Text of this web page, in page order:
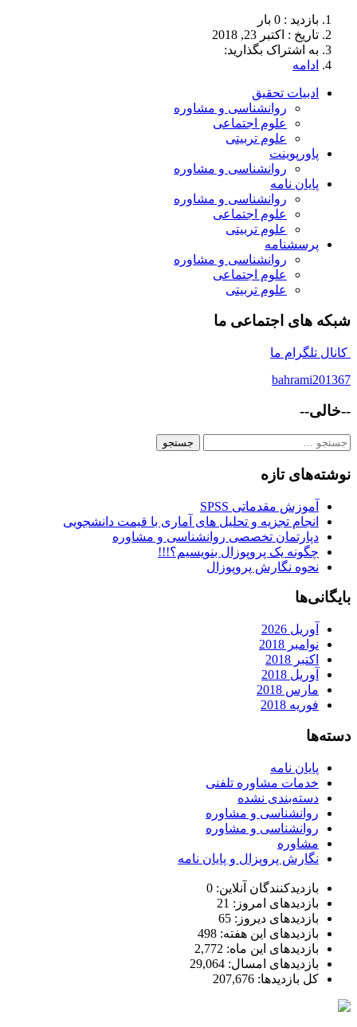
بازدید : 0 بار
تاريخ : اکتبر 23, 2018
به اشتراک بگذارید:
ادامه
ادبیات تحقیق
روانشناسی و مشاوره
علوم اجتماعی
علوم تربیتی
پاورپوینت
روانشناسی و مشاوره
پایان نامه
روانشناسی و مشاوره
علوم اجتماعی
علوم تربیتی
پرسشنامه
روانشناسی و مشاوره
علوم اجتماعی
علوم تربیتی
شبکه های اجتماعی ما
کانال تلگرام ما
bahrami201367
--خالی--
جستجو
نوشته‌های تازه
آموزش مقدماتی SPSS
انجام تجزیه و تحلیل های آماری با قیمت دانشجویی
دپارتمان تخصصی روانشناسی و مشاوره
چگونه یک پروپوزال بنویسیم؟!!!
نحوه نگارش پروپوزال
بایگانی‌ها
آوریل 2026
نوامبر 2018
اکتبر 2018
آوریل 2018
مارس 2018
فوریه 2018
دسته‌ها
پایان نامه
خدمات مشاوره تلفنی
دسته‌بندی نشده
روانشناسی و مشاوره
روانشناسی و مشاوره
مشاوره
نگارش پروپزال و پایان نامه
بازدیدکنندگان آنلاین: 0
بازدیدهای امروز: 21
بازدیدهای دیروز: 65
بازدیدهای این هفته: 498
بازدیدهای این ماه: 2,772
بازدیدهای امسال: 29,064
کل بازدیدها: 207,676